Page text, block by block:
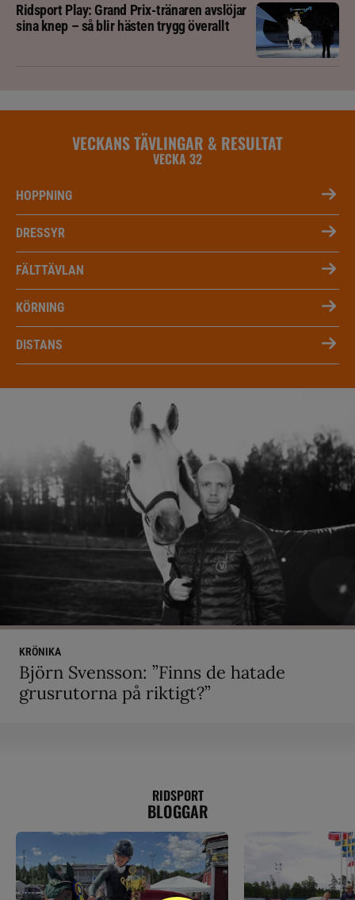
Ridsport Play: Grand Prix-tränaren avslöjar
sina knep – så blir hästen trygg överallt
VECKANS TÄVLINGAR & RESULTAT
VECKA 32
HOPPNING
DRESSYR
FÄLTTÄVLAN
KÖRNING
DISTANS
KRÖNIKA
Björn Svensson: ”Finns de hatade
grusrutorna på riktigt?”
RIDSPORT
BLOGGAR